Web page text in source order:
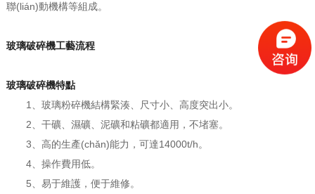
聯(lián)動機構等組成。
玻璃破碎機工藝流程
玻璃破碎機特點
1、玻璃粉碎機結構緊湊、尺寸小、高度突出小。
2、干礦、濕礦、泥礦和粘礦都適用，不堵塞。
3、高的生產(chǎn)能力，可達14000t/h。
4、操作費用低。
5、易于維護，便于維修。